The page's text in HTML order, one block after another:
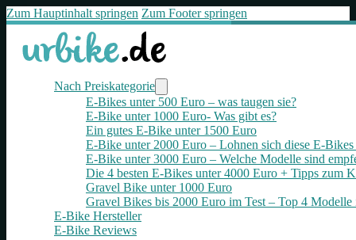
Zum Hauptinhalt springen Zum Footer springen
Nach Preiskategorie
E-Bikes unter 500 Euro – was taugen sie?
E-Bike unter 1000 Euro- Was gibt es?
Ein gutes E-Bike unter 1500 Euro
E-Bike unter 2000 Euro – Lohnen sich diese E-
E-Bike unter 3000 Euro – Welche Modelle sind
Die 4 besten E‑Bikes unter 4000 Euro + Tipps zum
Gravel Bike unter 1000 Euro
Gravel Bikes bis 2000 Euro im Test – Top 4 Modelle
E-Bike Hersteller
E-Bike Reviews